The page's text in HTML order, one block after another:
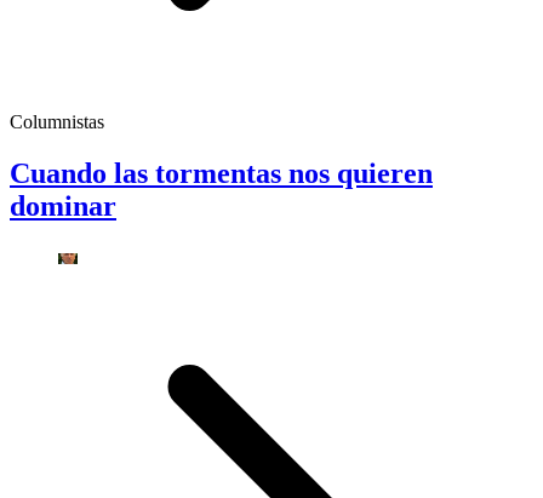
Columnistas
Cuando las tormentas nos quieren
dominar